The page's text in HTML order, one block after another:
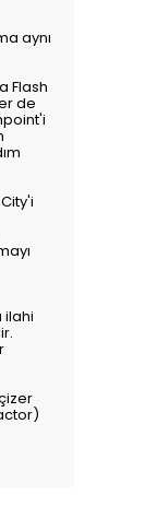
aynı
Flash
de
ilahi